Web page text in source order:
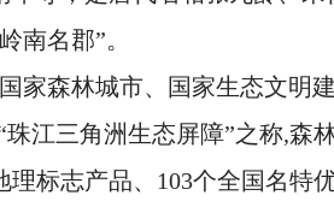
南名郡”。
家森林城市、国家生态文明
江三角洲生态屏障”之称,
标志产品、103个全国名特